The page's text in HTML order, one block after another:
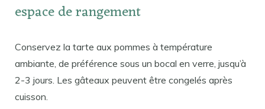
espace de rangement
Conservez la tarte aux pommes à température
ambiante, de préférence sous un bocal en verre, jusqu’à
2-3 jours. Les gâteaux peuvent être congelés après
cuisson.